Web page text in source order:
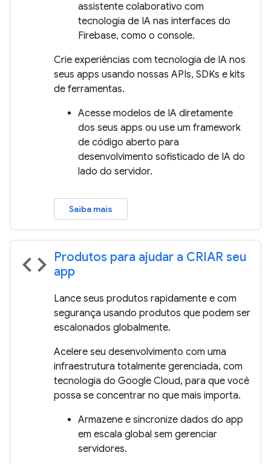
assistente colaborativo com
tecnologia de IA nas interfaces do
Firebase, como o console.
Crie experiências com tecnologia de IA nos
seus apps usando nossas APIs, SDKs e kits
de ferramentas.
Acesse modelos de IA diretamente
dos seus apps ou use um framework
de código aberto para
desenvolvimento sofisticado de IA do
lado do servidor.
Saiba mais
code Produtos para ajudar a CRIAR seu
app
Lance seus produtos rapidamente e com
segurança usando produtos que podem ser
escalonados globalmente.
Acelere seu desenvolvimento com uma
infraestrutura totalmente gerenciada, com
tecnologia do Google Cloud, para que você
possa se concentrar no que mais importa.
Armazene e sincronize dados do app
em escala global sem gerenciar
servidores.